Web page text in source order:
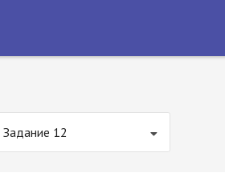
Задание 12